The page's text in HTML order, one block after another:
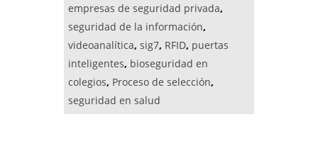
empresas de seguridad privada,
seguridad de la información,
videoanalítica, sig7, RFID, puertas
inteligentes, bioseguridad en
colegios, Proceso de selección,
seguridad en salud